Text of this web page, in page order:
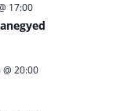
17:00
20:00